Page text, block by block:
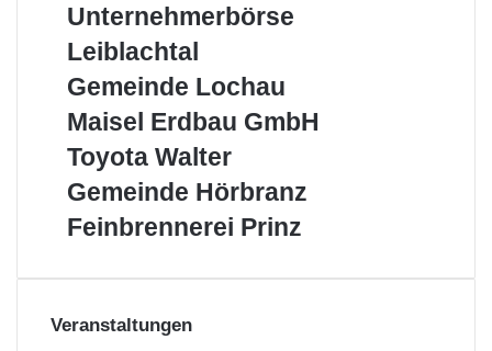
Unternehmerbörse
Unternehmerbörse
Leiblachtal
Gemeinde
Gemeinde Lochau
Maisel
GmbH
Maisel Erdbau GmbH
Toyota
Walter
Toyota Walter
Gemeinde
Gemeinde Hörbranz
Feinbrennerei
Feinbrennerei Prinz
Veranstaltungen